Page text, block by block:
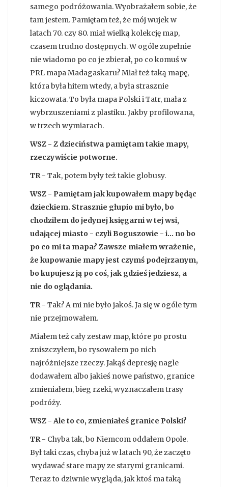
samego podróżowania. Wyobrażałem sobie, że
tam jestem. Pamiętam też, że mój wujek w
latach 70. czy 80. miał wielką kolekcję map,
czasem trudno dostępnych. W ogóle zupełnie
nie wiadomo po co je zbierał, po co komuś w
PRL mapa Madagaskaru? Miał też taką mapę,
która była hitem wtedy, a była strasznie
kiczowata. To była mapa Polski i Tatr, mała z
wybrzuszeniami z plastiku. Jakby profilowana,
w trzech wymiarach.
WSZ - Z dzieciństwa pamiętam takie mapy,
rzeczywiście potworne.
TR - Tak, potem były też takie globusy.
WSZ - Pamiętam jak kupowałem mapy będąc
dzieckiem. Strasznie głupio mi było, bo
chodziłem do jedynej księgarni w tej wsi,
udającej miasto - czyli Boguszowie - i… no bo
po co mi ta mapa? Zawsze miałem wrażenie,
że kupowanie mapy jest czymś podejrzanym,
bo kupujesz ją po coś, jak gdzieś jedziesz, a
nie do oglądania.
TR- Tak? A mi nie było jakoś. Ja się w ogóle tym
nie przejmowałem.
Miałem też cały zestaw map, które po prostu
zniszczyłem, bo rysowałem po nich
najróżniejsze rzeczy. Jakąś depresję nagle
dodawałem albo jakieś nowe państwo, granice
zmieniałem, bieg rzeki, wyznaczałem trasy
podróży.
WSZ - Ale to co, zmieniałeś granice Polski?
TR- Chyba tak, bo Niemcom oddałem Opole.
Był taki czas, chyba już w latach 90, że zaczęto
wydawać stare mapy ze starymi granicami.
Teraz to dziwnie wygląda, jak ktoś ma taką